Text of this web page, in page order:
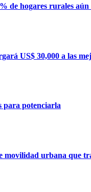
de hogares rurales aún
US$ 30,000 a las
para potenciarla
movilidad urbana que